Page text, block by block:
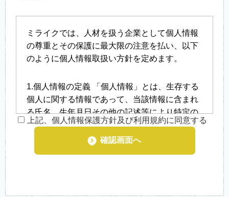
ミライクでは、人材を扱う企業として個人情報
の尊重とその保護に最大限の注意を払い、以下
のように個人情報取扱い方針を定めます。
1.個人情報の定義 「個人情報」とは、生存する
個人に関する情報であって、当該情報に含まれ
る氏名、生年月日その他の記述等により特定の
個人を識別することができるもの、及び他の情
報と容易に照合することができ、それにより特
定の個人を識別することができることとなるも
上記、個人情報保護方針及び利用規約に同意する
確認画面へ